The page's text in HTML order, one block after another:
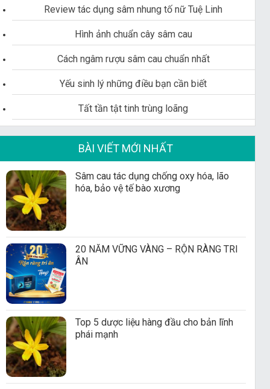
Review tác dụng sâm nhung tố nữ Tuệ Linh
Hình ảnh chuẩn cây sâm cau
Cách ngâm rượu sâm cau chuẩn nhất
Yếu sinh lý những điều bạn cần biết
Tất tần tật tinh trùng loãng
BÀI VIẾT MỚI NHẤT
Sâm cau tác dụng chống oxy hóa, lão
hóa, bảo vệ tế bào xương
20 NĂM VỮNG VÀNG – RỘN RÀNG TRI
ÂN
Top 5 dược liệu hàng đầu cho bản lĩnh
phái mạnh